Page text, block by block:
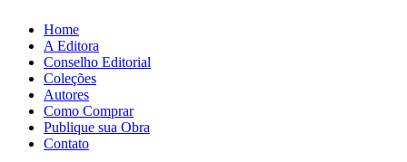
Home
A Editora
Conselho Editorial
Coleções
Autores
Como Comprar
Publique sua Obra
Contato